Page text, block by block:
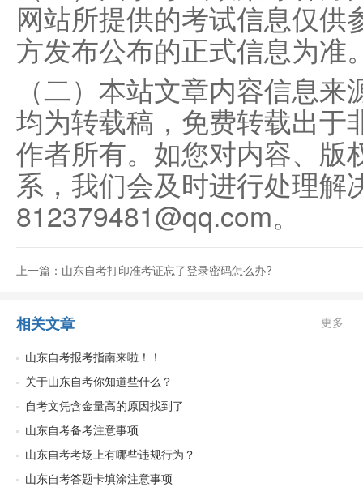
网站所提供的考试信息仅
方发布公布的正式信息为准
（二）本站文章内容信息
均为转载稿，免费转载出于
作者所有。如您对内容、版
系，我们会及时进行处理解
812379481@qq.com。
上一篇：山东自考打印准考证忘了登录密码怎么办?
相关文章 更多
山东自考报考指南来啦！！
关于山东自考你知道些什么？
自考文凭含金量高的原因找到了
山东自考备考注意事项
山东自考考场上有哪些违规行为？
山东自考答题卡填涂注意事项